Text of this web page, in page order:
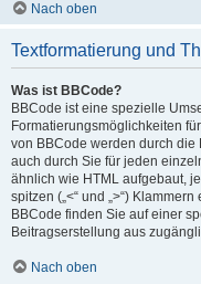
Nach oben
Textformatierung und
Was ist BBCode?
BBCode ist eine spezielle
Formatierungsmöglichkeiten
von BBCode werden durch
auch durch Sie für jeden
ähnlich wie HTML aufgebaut,
spitzen („<“ und „>“)
BBCode finden Sie auf einer
Beitragserstellung aus
Nach oben